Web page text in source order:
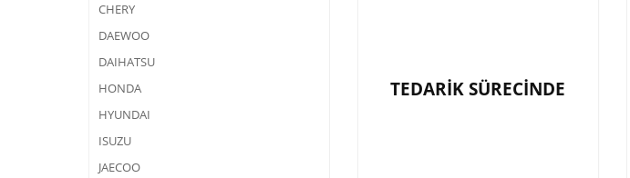
CHERY
DAEWOO
DAIHATSU
HONDA
HYUNDAI
ISUZU
JAECOO
TEDARİK SÜRECİNDE